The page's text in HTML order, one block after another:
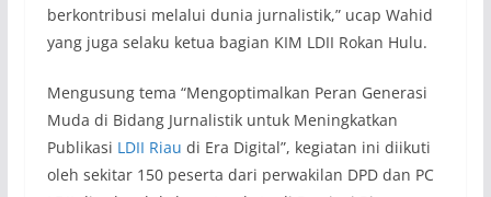
berkontribusi melalui dunia jurnalistik,” ucap Wahid
yang juga selaku ketua bagian KIM LDII Rokan Hulu.
Mengusung tema “Mengoptimalkan Peran Generasi
Muda di Bidang Jurnalistik untuk Meningkatkan
Publikasi LDII Riau di Era Digital”, kegiatan ini diikuti
oleh sekitar 150 peserta dari perwakilan DPD dan PC